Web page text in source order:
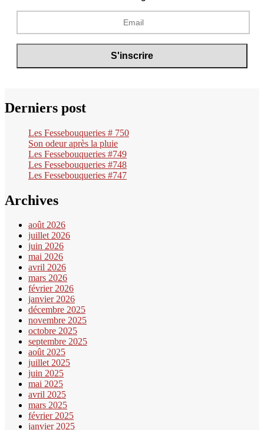
Derniers post
Les Fessebouqueries # 750
Son odeur après la pluie
Les Fessebouqueries #749
Les Fessebouqueries #748
Les Fessebouqueries #747
Archives
août 2026
juillet 2026
juin 2026
mai 2026
avril 2026
mars 2026
février 2026
janvier 2026
décembre 2025
novembre 2025
octobre 2025
septembre 2025
août 2025
juillet 2025
juin 2025
mai 2025
avril 2025
mars 2025
février 2025
janvier 2025